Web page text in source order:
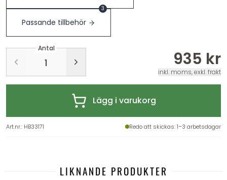
Passande tillbehör
3
Antal
935 kr
inkl. moms, exkl. frakt
Lägg i varukorg
Art.nr.: HB33171 Redo att skickas: 1–3 arbetsdagar
LIKNANDE PRODUKTER